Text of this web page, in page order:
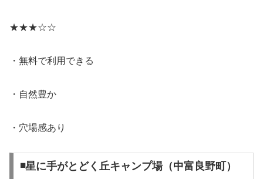
★★★☆☆
・無料で利用できる
・自然豊か
・穴場感あり
◾️星に手がとどく丘キャンプ場（中富良野町）